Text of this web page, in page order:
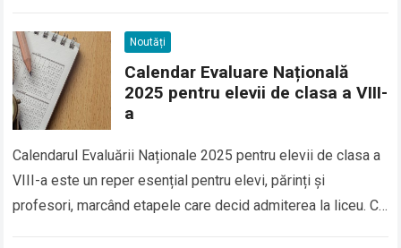
Noutăți
Calendar Evaluare Națională
2025 pentru elevii de clasa a VIII-
a
Calendarul Evaluării Naționale 2025 pentru elevii de clasa a
VIII-a este un reper esențial pentru elevi, părinți și
profesori, marcând etapele care decid admiterea la liceu. Cu